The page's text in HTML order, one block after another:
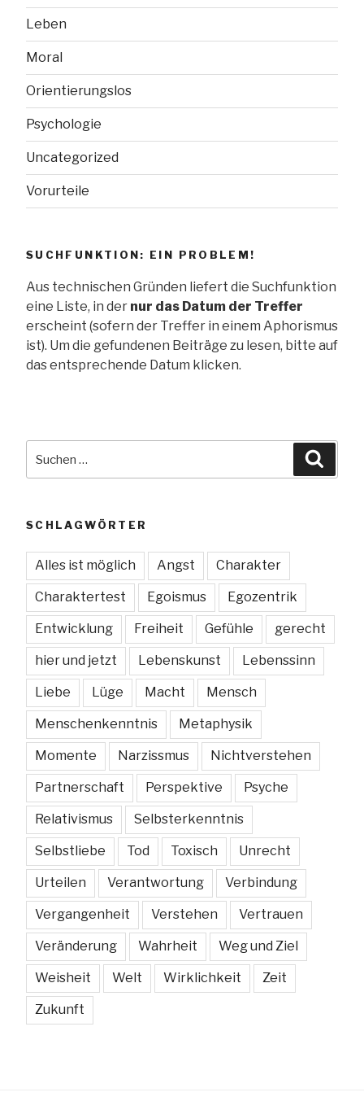
Leben
Moral
Orientierungslos
Psychologie
Uncategorized
Vorurteile
SUCHFUNKTION: EIN PROBLEM!
Aus technischen Gründen liefert die Suchfunktion
eine Liste, in der nur das Datum der Treffer
erscheint (sofern der Treffer in einem Aphorismus
ist). Um die gefundenen Beiträge zu lesen, bitte auf
das entsprechende Datum klicken.
nach:
SCHLAGWÖRTER
Alles ist möglich Angst Charakter
Charaktertest Egoismus Egozentrik
Entwicklung Freiheit Gefühle gerecht
hier und jetzt Lebenskunst Lebenssinn
Liebe Lüge Macht Mensch
Menschenkenntnis Metaphysik
Momente Narzissmus Nichtverstehen
Partnerschaft Perspektive Psyche
Relativismus Selbsterkenntnis
Selbstliebe Tod Toxisch Unrecht
Urteilen Verantwortung Verbindung
Vergangenheit Verstehen Vertrauen
Veränderung Wahrheit Weg und Ziel
Weisheit Welt Wirklichkeit Zeit
Zukunft